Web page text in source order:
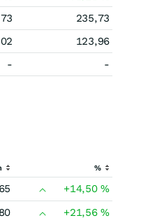
235,73
123,96
- -
%
+14,50%
+21,56%